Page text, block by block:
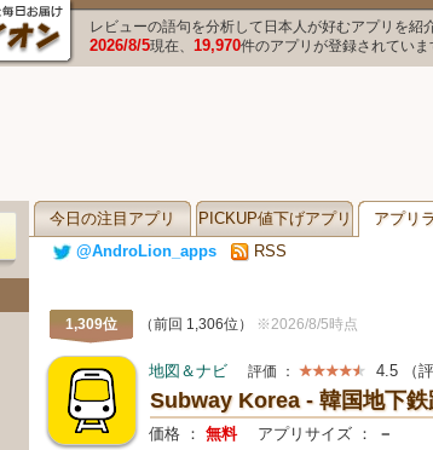
レビューの語句を分析して日本人が好むアプリを紹
2026/8/5現在、 19,970件のアプリが登録されていま
今日の注目アプリ PICKUP値下げアプリ アプリ
@AndroLion_apps
RSS
1,309位 （前回 1,306位） ※2026/8/5時点
地図＆ナビ 評価 ： 4.5 （
Subway Korea - 韓国地下鉄
価格 ： 無料 アプリサイズ ：
－